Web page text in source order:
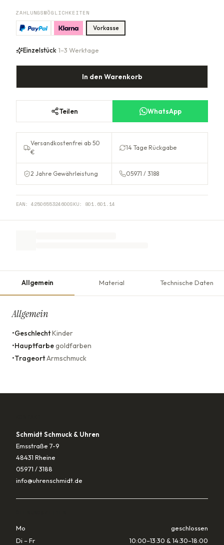
ZAHLUNGSMÖGLICHKEITEN
Vorkasse
Einzelstück· 1–3 Werktage
In den Warenkorb
Teilen WhatsApp
Versandkostenfrei ab 50
€
14 Tage Rückgabe
2 Jahre Gewährleistung 05971 / 3188
EAN: 4250655324600SKU: 801.601.14
Allgemein Material Technische Daten
Allgemein
•GeschlechtKinder
•Hauptfarbegoldfarben
•TrageortArmschmuck
Schmidt Schmuck & Uhren
Emsstraße 7-9
48431 Rheine
05971 / 3188
info@uhrenschmidt.de
Mo
geschlossen
Di – Fr
10:00–13:30 & 14:30–18:00